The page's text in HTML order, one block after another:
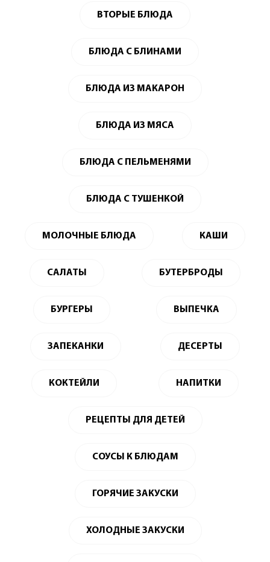
ВТОРЫЕ БЛЮДА
БЛЮДА С БЛИНАМИ
БЛЮДА ИЗ МАКАРОН
БЛЮДА ИЗ МЯСА
БЛЮДА С ПЕЛЬМЕНЯМИ
БЛЮДА С ТУШЕНКОЙ
МОЛОЧНЫЕ БЛЮДА КАШИ
САЛАТЫ БУТЕРБРОДЫ
БУРГЕРЫ ВЫПЕЧКА
ЗАПЕКАНКИ ДЕСЕРТЫ
КОКТЕЙЛИ НАПИТКИ
РЕЦЕПТЫ ДЛЯ ДЕТЕЙ
СОУСЫ К БЛЮДАМ
ГОРЯЧИЕ ЗАКУСКИ
ХОЛОДНЫЕ ЗАКУСКИ